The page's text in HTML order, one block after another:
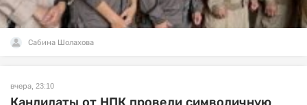
Сабина Шолахова
вчера, 23:10